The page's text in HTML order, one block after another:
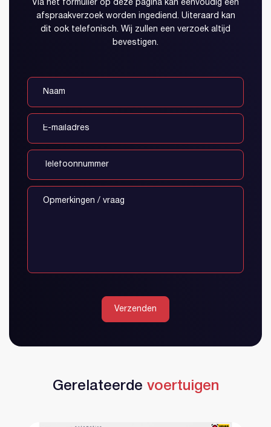
Via het formulier op deze pagina kan eenvoudig een
afspraakverzoek worden ingediend. Uiteraard kan
dit ook telefonisch. Wij zullen een verzoek altijd
bevestigen.
Verzenden
Gerelateerde voertuigen